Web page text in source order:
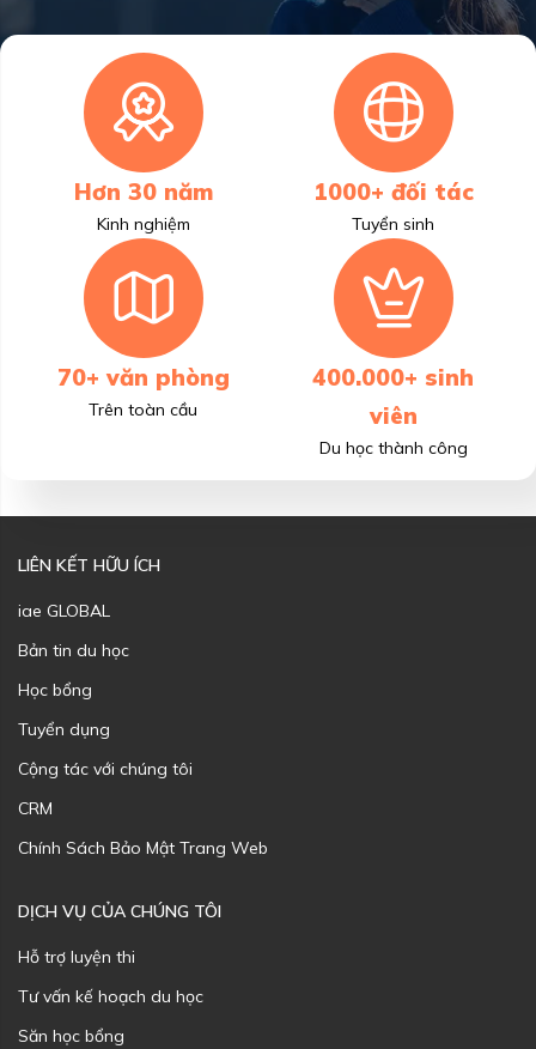
Hơn 30 năm
Kinh nghiệm
1000+ đối tác
Tuyển sinh
70+ văn phòng
Trên toàn cầu
400.000+ sinh
viên
Du học thành công
LIÊN KẾT HỮU ÍCH
iae GLOBAL
Bản tin du học
Học bổng
Tuyển dụng
Cộng tác với chúng tôi
CRM
Chính Sách Bảo Mật Trang Web
DỊCH VỤ CỦA CHÚNG TÔI
Hỗ trợ luyện thi
Tư vấn kế hoạch du học
Săn học bổng